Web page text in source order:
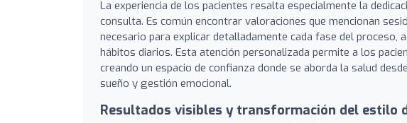
La experiencia de los pacientes resalta especialmente la
consulta. Es común encontrar valoraciones que mencionan
necesario para explicar detalladamente cada fase del
hábitos diarios. Esta atención personalizada permite a los
creando un espacio de confianza donde se aborda la salud
sueño y gestión emocional.
Resultados visibles y transformación del estilo